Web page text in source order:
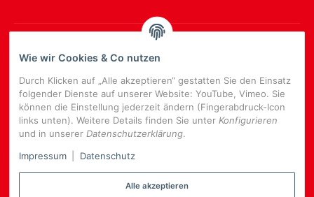
NEWSLETTER ABONNIEREN
Bitte senden Sie mir entsprechend Ihrer
Datenschutzerklärung
regelmäßig und jederzeit widerruflich Informationen zu Ihrem
Produktsortiment per E-Mail zu.
E-
Mail-
Adresse
NEWSLETTER
Wie wir Cookies & Co nutzen
Durch Klicken auf „Alle akzeptieren“ gestatten Sie den Einsatz
folgender Dienste auf unserer Website: YouTube, Vimeo. Sie
können die Einstellung jederzeit ändern (Fingerabdruck-Icon
links unten). Weitere Details finden Sie unter Konfigurieren
und in unserer Datenschutzerklärung.
Impressum
Datenschutz
Alle akzeptieren